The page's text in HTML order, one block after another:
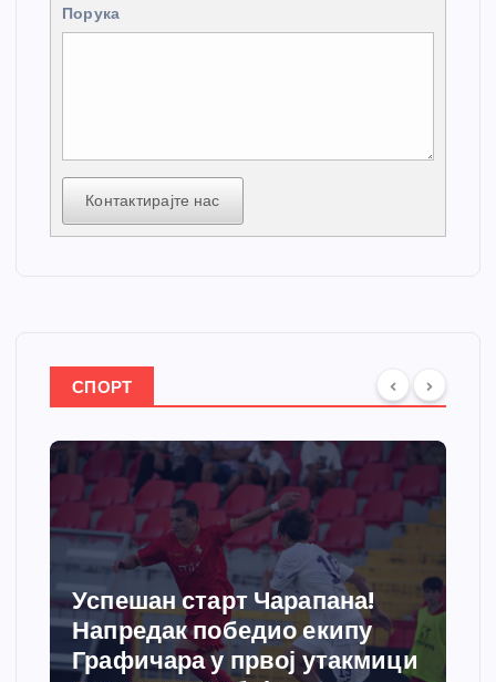
Порука
Контактирајте нас
СПОРТ
Успешан старт Чарапана!
Напредак победио екипу
Графичара у првој утакмици